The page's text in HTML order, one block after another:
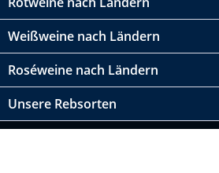
Weißweine nach Ländern
Roséweine nach Ländern
Unsere Rebsorten